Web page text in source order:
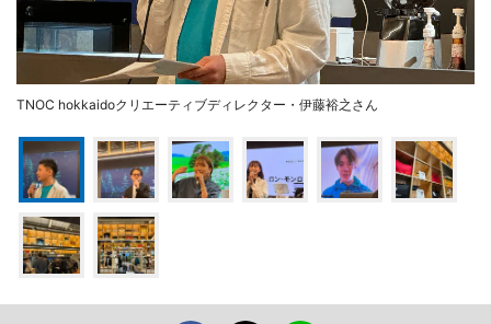
TNOC hokkaidoクリエーティブディレクター・伊藤裕之さん